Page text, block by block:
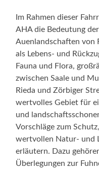
Im Rahmen dieser
AHA die Bedeutung
Auenlandschaften von
als Lebens- und
Fauna und Flora,
zwischen Saale und
Rieda und Zörbiger
wertvolles Gebiet für
und
Vorschläge zum
wertvollen Natur- und
erläutern. Dazu
Überlegungen zur